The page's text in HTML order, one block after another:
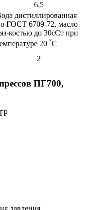
6,5
дистиллированная
ГОСТ 6709-72, масло
костью до 30сСт при
20 °С
2
ПГ700,
давления